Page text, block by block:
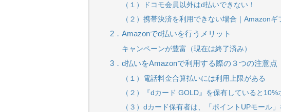
（１）ドコモ会員以外はd払いできない！
（２）携帯決済を利用できない場合｜Amazon
2．Amazonでd払いを行うメリット
キャンペーンが豊富（現在は終了済み）
3．d払いをAmazonで利用する際の３つの注意点
（１）電話料金合算払いには利用上限がある
（２）『dカード GOLD』を保有していると10%
（３）dカード保有者は、「ポイントUPモール